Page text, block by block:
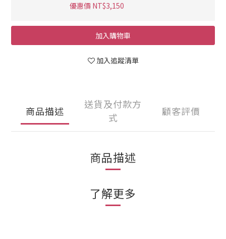
優惠價 NT$3,150
加入購物車
加入追蹤清單
商品描述
送貨及付款方
式
顧客評價
商品描述
了解更多